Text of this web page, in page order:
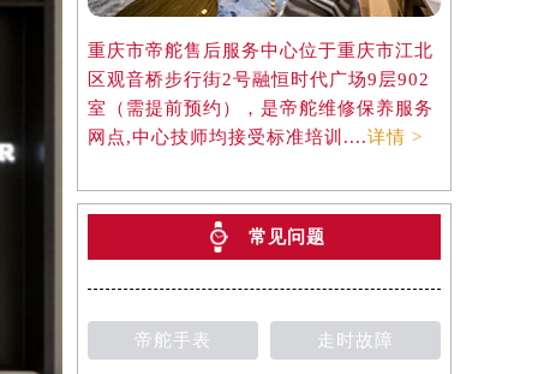
重庆市帝舵售后服务中心位于重庆市江北
区观音桥步行街2号融恒时代广场9层902
室（需提前预约），是帝舵维修保养服务
网点,中心技师均接受标准培训....详情 >
常见问题
帝舵手表 走时故障